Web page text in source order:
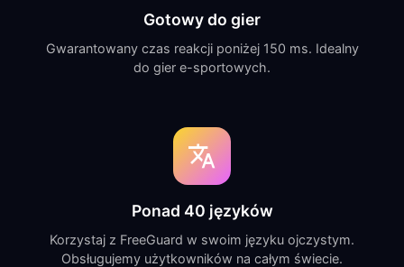
Gotowy do gier
Gwarantowany czas reakcji poniżej 150 ms. Idealny
do gier e-sportowych.
Ponad 40 języków
Korzystaj z FreeGuard w swoim języku ojczystym.
Obsługujemy użytkowników na całym świecie.